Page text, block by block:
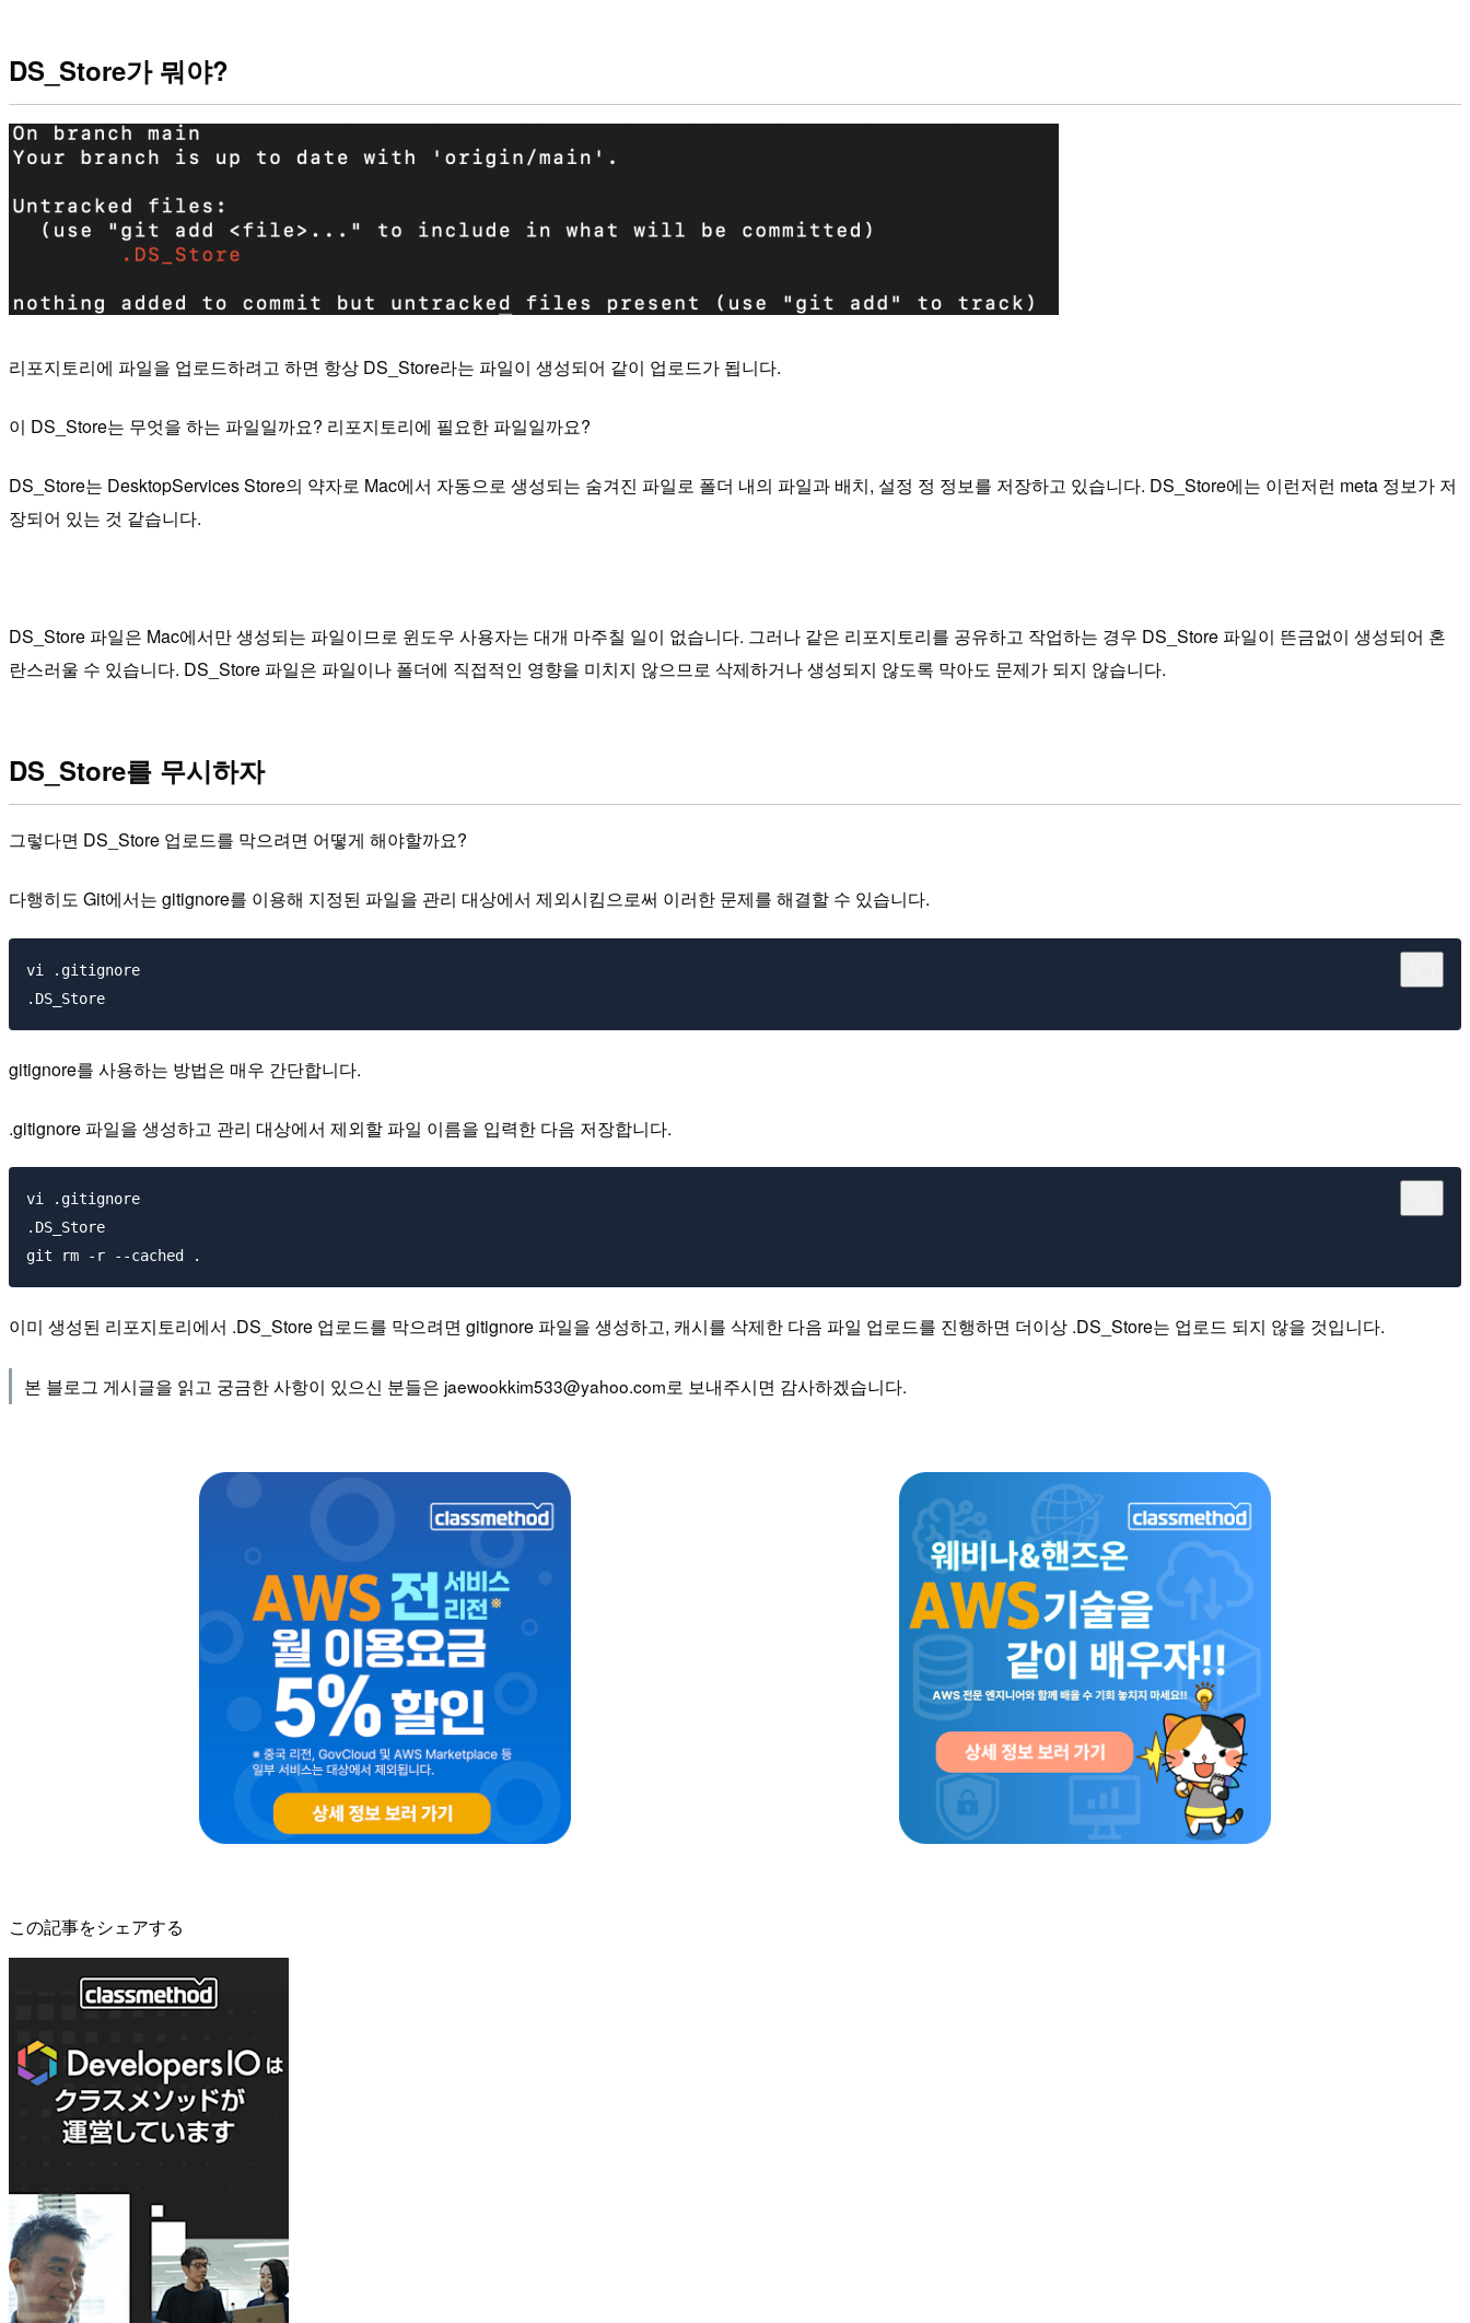
DS_Store가 뭐야?
리포지토리에 파일을 업로드하려고 하면 항상 DS_Store라는 파일이 생성되어 같이 업로드가 됩니다.
이 DS_Store는 무엇을 하는 파일일까요? 리포지토리에 필요한 파일일까요?
DS_Store는 DesktopServices Store의 약자로 Mac에서 자동으로 생성되는 숨겨진 파일로 폴더 내의 파일과 배치, 설정 정 정보를 저장하고 있습니다. DS_Store에는 이런저런 meta 정보가 저
장되어 있는 것 같습니다.
DS_Store 파일은 Mac에서만 생성되는 파일이므로 윈도우 사용자는 대개 마주칠 일이 없습니다. 그러나 같은 리포지토리를 공유하고 작업하는 경우 DS_Store 파일이 뜬금없이 생성되어 혼
란스러울 수 있습니다. DS_Store 파일은 파일이나 폴더에 직접적인 영향을 미치지 않으므로 삭제하거나 생성되지 않도록 막아도 문제가 되지 않습니다.
DS_Store를 무시하자
그렇다면 DS_Store 업로드를 막으려면 어떻게 해야할까요?
다행히도 Git에서는 gitignore를 이용해 지정된 파일을 관리 대상에서 제외시킴으로써 이러한 문제를 해결할 수 있습니다.
vi .gitignore
gitignore를 사용하는 방법은 매우 간단합니다.
.gitignore 파일을 생성하고 관리 대상에서 제외할 파일 이름을 입력한 다음 저장합니다.
vi .gitignore
.DS_Store
이미 생성된 리포지토리에서 .DS_Store 업로드를 막으려면 gitignore 파일을 생성하고, 캐시를 삭제한 다음 파일 업로드를 진행하면 더이상 .DS_Store는 업로드 되지 않을 것입니다.
본 블로그 게시글을 읽고 궁금한 사항이 있으신 분들은 jaewookkim533@yahoo.com로 보내주시면 감사하겠습니다.
この記事をシェアする